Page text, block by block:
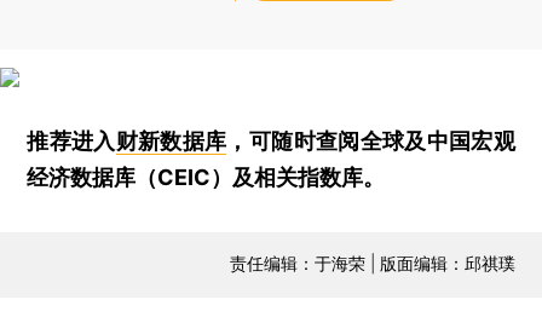
推荐进入财新数据库 ，可随时查阅全球及中国宏观
经济数据库（CEIC）及相关指数库。
责任编辑：于海荣 | 版面编辑：邱祺璞